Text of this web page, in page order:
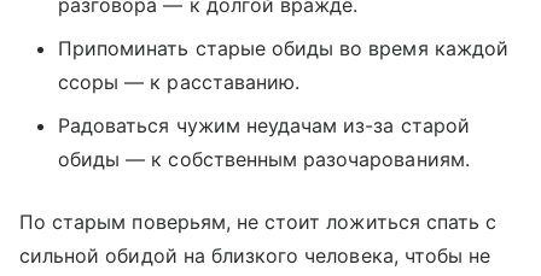
разговора — к долгой вражде.
Припоминать старые обиды во время каждой
ссоры — к расставанию.
Радоваться чужим неудачам из-за старой
обиды — к собственным разочарованиям.
По старым поверьям, не стоит ложиться спать с
сильной обидой на близкого человека, чтобы не